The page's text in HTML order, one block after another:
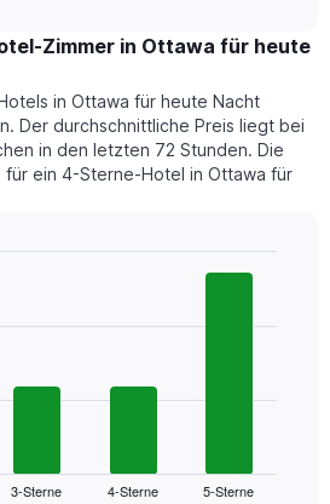
Zimmer in Ottawa für heute
in Ottawa für heute Nacht
Der durchschnittliche Preis liegt bei
in den letzten 72 Stunden. Die
ein 4-Sterne-Hotel in Ottawa für
3-Sterne 4-Sterne 5-Sterne